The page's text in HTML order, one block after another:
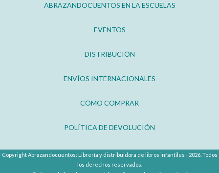
ABRAZANDOCUENTOS EN LA ESCUELAS
EVENTOS
DISTRIBUCIÓN
ENVÍOS INTERNACIONALES
CÓMO COMPRAR
POLÍTICA DE DEVOLUCIÓN
Copyright Abrazandocuentos: Librería y distribuidora de libros infantiles - 2026. Todos
los derechos reservados.